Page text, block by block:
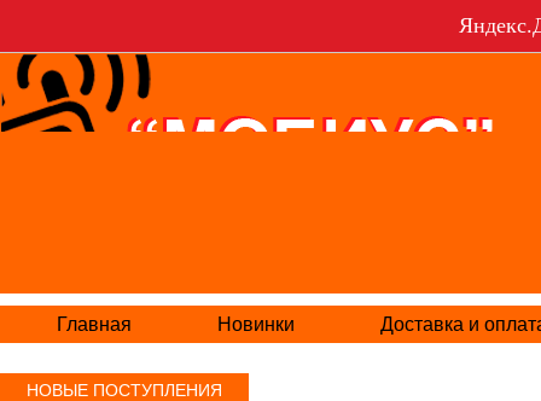
Главная Новинки Доставка и
НОВЫЕ ПОСТУПЛЕНИЯ